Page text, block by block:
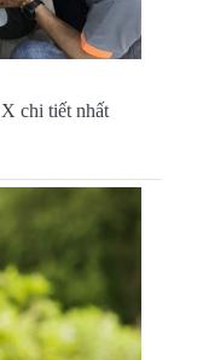
chi tiết nhất